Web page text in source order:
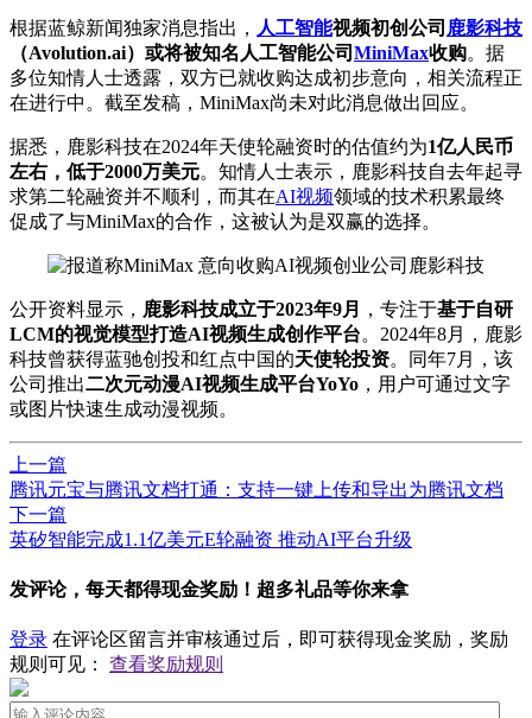
根据蓝鲸新闻独家消息指出， 人工智能视频初创公司 鹿影科技
（Avolution.ai）或将被知名人工智能公司 MiniMax收购。据
多位知情人士透露，双方已就收购达成初步意向，相关流程正
在进行中。截至发稿，MiniMax尚未对此消息做出回应。
据悉，鹿影科技在2024年天使轮融资时的估值约为1亿人民币
左右，低于2000万美元。知情人士表示，鹿影科技自去年起寻
求第二轮融资并不顺利，而其在AI视频领域的技术积累最终
促成了与MiniMax的合作，这被认为是双赢的选择。
公开资料显示， 鹿影科技成立于2023年9月 ，专注于基于自研
LCM的视觉模型打造AI视频生成创作平台。2024年8月，鹿影
科技曾获得蓝驰创投和红点中国的天使轮投资。同年7月，该
公司推出二次元动漫AI视频生成平台YoYo ，用户可通过文字
或图片快速生成动漫视频。
上一篇
腾讯元宝与腾讯文档打通：支持一键上传和导出为腾讯文档
下一篇
英矽智能完成1.1亿美元E轮融资 推动AI平台升级
发评论，每天都得现金奖励！超多礼品等你来拿
登录 在评论区留言并审核通过后，即可获得现金奖励，奖励
规则可见： 查看奖励规则